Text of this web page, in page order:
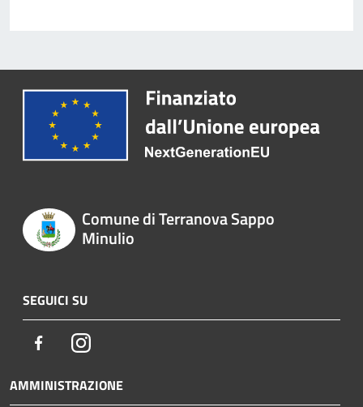
Comune di Terranova Sappo
Minulio
SEGUICI SU
FacebookInstagram
AMMINISTRAZIONE